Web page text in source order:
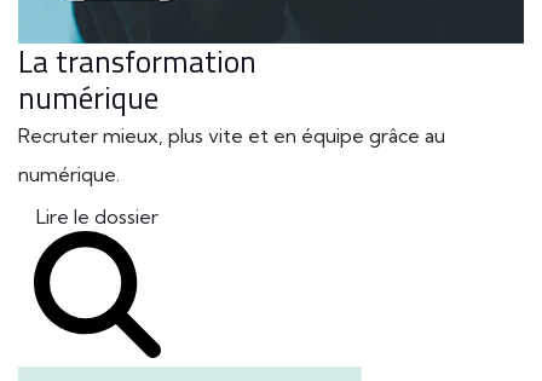
La transformation
numérique
Recruter mieux, plus vite et en équipe grâce au
numérique.
Lire le dossier